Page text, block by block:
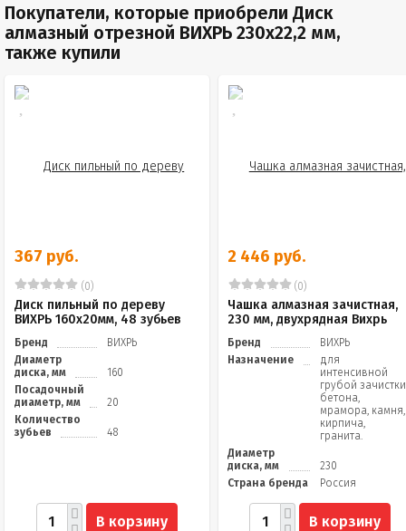
Покупатели, которые приобрели Диск
алмазный отрезной ВИХРЬ 230х22,2 мм,
также купили
367 руб.
(0)
Диск пильный по дереву
ВИХРЬ 160х20мм, 48 зубьев
Бренд
ВИХРЬ
Диаметр
диска, мм
160
Посадочный
диаметр, мм
20
Количество
зубьев
48
В корзину
2 446 руб.
(0)
Чашка алмазная зачистная,
230 мм, двухрядная Вихрь
Бренд
ВИХРЬ
Назначение
для
интенсивной
грубой зачистки
бетона,
мрамора, камня,
кирпича,
гранита.
Диаметр
диска, мм
230
Страна бренда
Россия
В корзину